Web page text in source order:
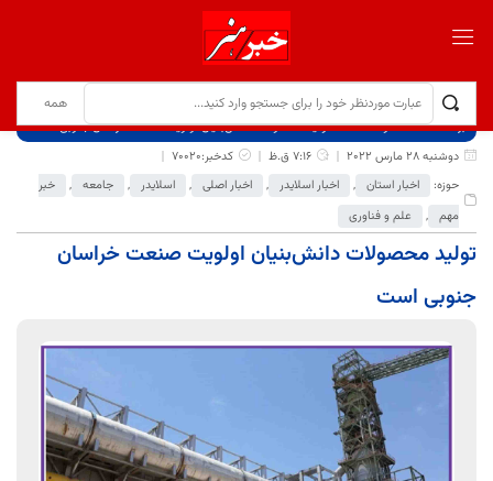
برگ نخست نوشته‌ها
تولید محصولات دانش‌بنیان اولویت صنعت خراسان جنوبی است
دوشنبه 28 مارس 2022
7:16 ق.ظ
کدخبر:70020
حوزه:
اخبار استان , اخبار اسلایدر , اخبار اصلی , اسلایدر , جامعه ,
خبر
مهم , علم و فناوری
تولید محصولات دانش‌بنیان اولویت صنعت خراسان
جنوبی است